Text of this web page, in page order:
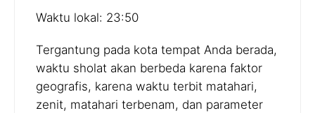
Waktu lokal: 23:50
Tergantung pada kota tempat Anda berada,
waktu sholat akan berbeda karena faktor
geografis, karena waktu terbit matahari,
zenit, matahari terbenam, dan parameter